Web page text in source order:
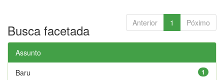
Anterior 1 Póximo
Busca facetada
Assunto
1
Baru